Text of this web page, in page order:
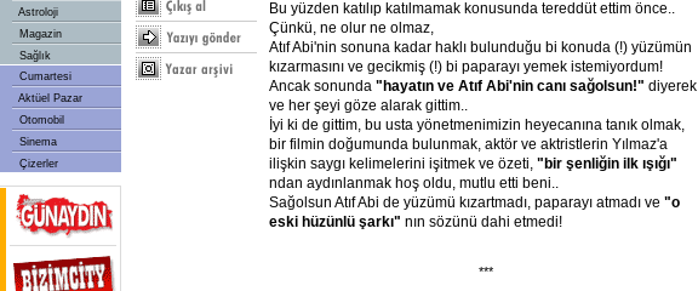
Astroloji
Magazin
Sağlık
Cumartesi
Aktüel Pazar
Otomobil
Sinema
Çizerler
Bu yüzden katılıp katılmamak konusunda tereddüt ettim önce..
Çünkü, ne olur ne olmaz,
Atıf Abi'nin sonuna kadar haklı bulunduğu bi konuda (!) yüzümün
kızarmasını ve gecikmiş (!) bi paparayı yemek istemiyordum!
Ancak sonunda "hayatın ve Atıf Abi'nin canı sağolsun!" diyerek
ve her şeyi göze alarak gittim..
İyi ki de gittim, bu usta yönetmenimizin heyecanına tanık olmak,
bir filmin doğumunda bulunmak, aktör ve aktristlerin Yılmaz'a
ilişkin saygı kelimelerini işitmek ve özeti, "bir şenliğin ilk ışığı"
ndan aydınlanmak hoş oldu, mutlu etti beni..
Sağolsun Atıf Abi de yüzümü kızartmadı, paparayı atmadı ve "o
eski hüzünlü şarkı" nın sözünü dahi etmedi!
***